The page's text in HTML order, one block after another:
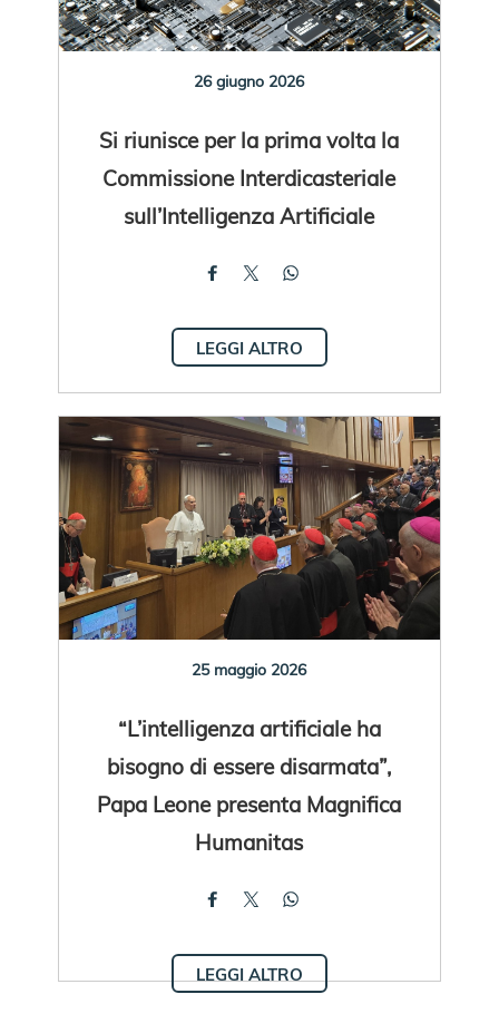
26 giugno 2026
Si riunisce per la prima volta la
Commissione Interdicasteriale
sull’Intelligenza Artificiale
LEGGI ALTRO
25 maggio 2026
“L’intelligenza artificiale ha
bisogno di essere disarmata”,
Papa Leone presenta Magnifica
Humanitas
LEGGI ALTRO